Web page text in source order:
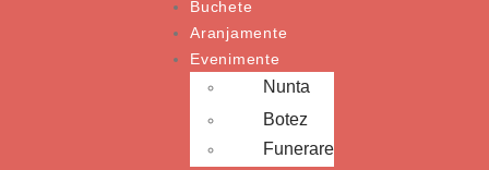
Buchete
Aranjamente
Evenimente
Nunta
Botez
Funerare